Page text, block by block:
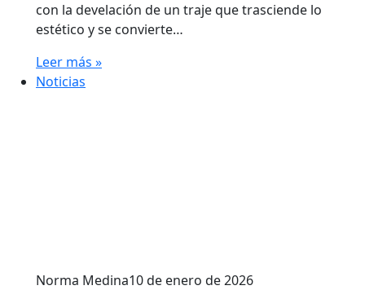
con la develación de un traje que trasciende lo
estético y se convierte…
Leer más »
Noticias
Norma Medina10 de enero de 2026